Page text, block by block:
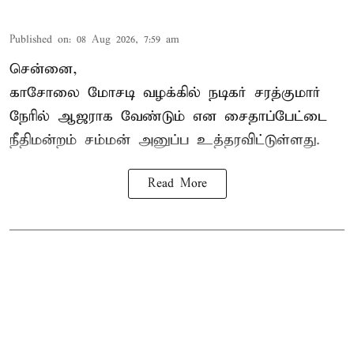
Published on: 08 Aug 2026, 7:59 am
சென்னை,
காசோலை மோசடி வழக்கில் நடிகர் சரத்குமார்
நேரில் ஆஜராக வேண்டும் என சைதாப்பேட்டை
நீதிமன்றம் சம்மன் அனுப்ப உத்தரவிட்டுள்ளது.
Read More